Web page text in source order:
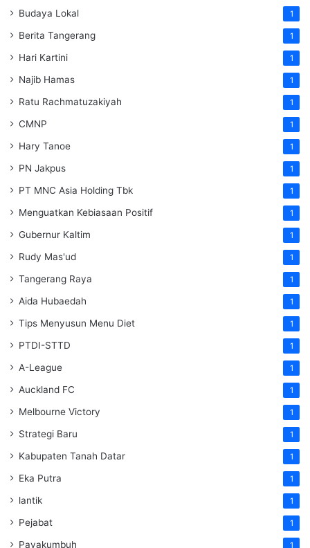
Budaya Lokal 1
Berita Tangerang 1
Hari Kartini 1
Najib Hamas 1
Ratu Rachmatuzakiyah 1
CMNP 1
Hary Tanoe 1
PN Jakpus 1
PT MNC Asia Holding Tbk 1
Menguatkan Kebiasaan Positif 1
Gubernur Kaltim 1
Rudy Mas'ud 1
Tangerang Raya 1
Aida Hubaedah 1
Tips Menyusun Menu Diet 1
PTDI-STTD 1
A-League 1
Auckland FC 1
Melbourne Victory 1
Strategi Baru 1
Kabupaten Tanah Datar 1
Eka Putra 1
lantik 1
Pejabat 1
Payakumbuh 1